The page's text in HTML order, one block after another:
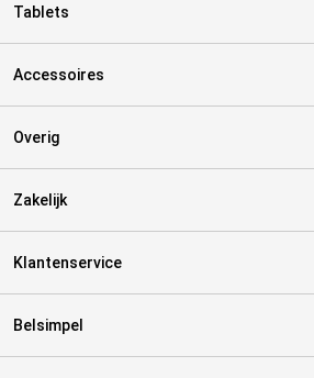
Tablets
Accessoires
Overig
Zakelijk
Klantenservice
Belsimpel